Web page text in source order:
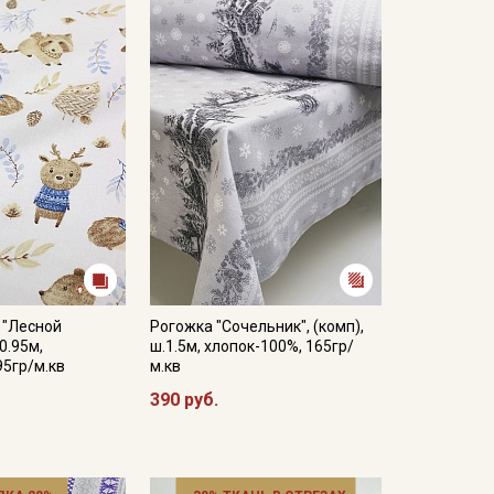
"Лесной
м.кв
Рогожка "Сочельник", (комп),
ш.1.5м, хлопок-100%, 165гр/
м.кв
390 руб.